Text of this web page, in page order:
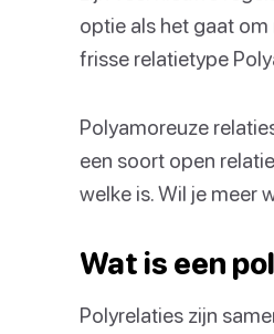
optie als het gaat
frisse relatietype
Polyamoreuze
een soort open
welke is. Wil je meer
Wat is een
Polyrelaties zijn